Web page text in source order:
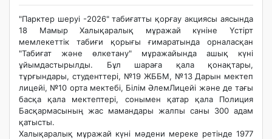
"Парктер шеруі -2026" табиғатты қорғау акциясы аясында
18 Мамыр Халықаралық мұражай күніне Үстірт
мемлекеттік табиғи қорығы ғимаратында орналасқан
"Табиғат және өлкетану" мұражайында ашық күні
ұйымдастырылды. Бұл шараға қала қонақтары,
тұрғындары, студенттері, №19 ЖББМ, №13 Дарын мектеп
лицейі, №10 орта мектебі, Білім ӘлемЛицейі және де тағы
басқа қала мектептері, сонымен қатар қала Полиция
Басқармасының жас мамандары жалпы саны 300 адам
қатысты.
Халықаралық мұражай күні мәдени мереке ретінде 1977